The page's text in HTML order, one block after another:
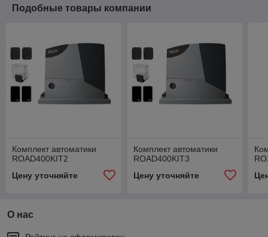
Подобные товары компании
Комплект автоматики
ROAD400KIT2
Цену уточняйте
Комплект автоматики
ROAD400KIT3
Цену уточняйте
О нас